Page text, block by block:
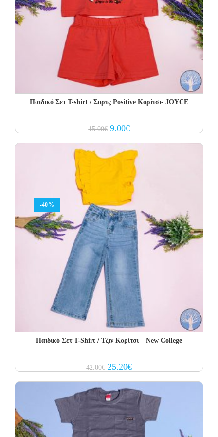
Παιδικό Σετ Τ-shirt / Σορτς Positive Κορίτσι- JOYCE
15.00€ Original
price
15.00€.
9.00€Current
price
9.00€.
-40%
Παιδικό Σετ Τ-Shirt / Τζιν Κορίτσι – New College
42.00€ Original
price
25.20€Current
price